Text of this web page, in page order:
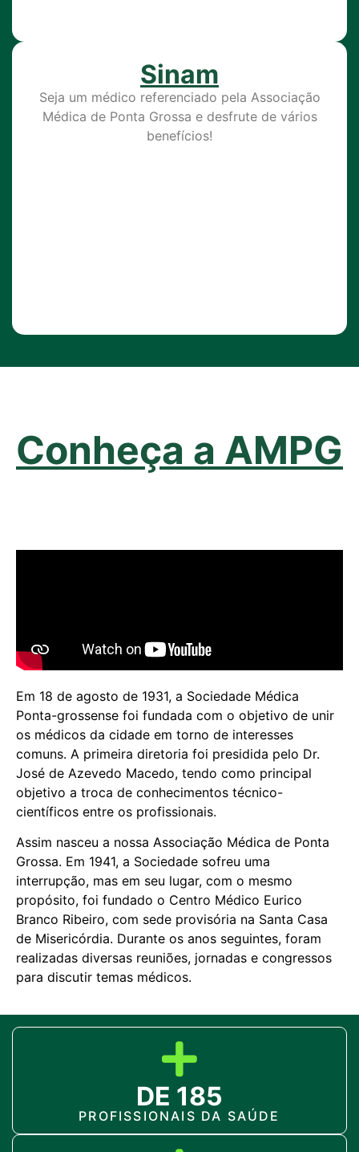
Sinam
Seja um médico referenciado pela Associação
Médica de Ponta Grossa e desfrute de vários
benefícios!
Conheça a AMPG
Em 18 de agosto de 1931, a Sociedade Médica
Ponta-grossense foi fundada com o objetivo de unir
os médicos da cidade em torno de interesses
comuns. A primeira diretoria foi presidida pelo Dr.
José de Azevedo Macedo, tendo como principal
objetivo a troca de conhecimentos técnico-
científicos entre os profissionais.
Assim nasceu a nossa Associação Médica de Ponta
Grossa. Em 1941, a Sociedade sofreu uma
interrupção, mas em seu lugar, com o mesmo
propósito, foi fundado o Centro Médico Eurico
Branco Ribeiro, com sede provisória na Santa Casa
de Misericórdia. Durante os anos seguintes, foram
realizadas diversas reuniões, jornadas e congressos
para discutir temas médicos.
DE 185
PROFISSIONAIS DA SAÚDE